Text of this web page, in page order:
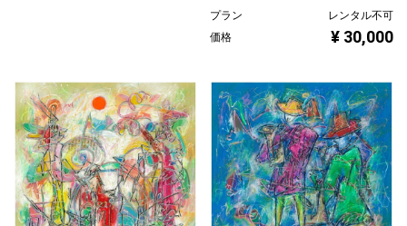
プラン
レンタル不可
価格
¥ 30,000